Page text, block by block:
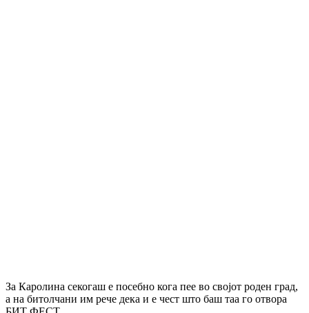
За Каролина секогаш е посебно кога пее во својот роден град,
а на битолчани им рече дека и е чест што баш таа го отвора